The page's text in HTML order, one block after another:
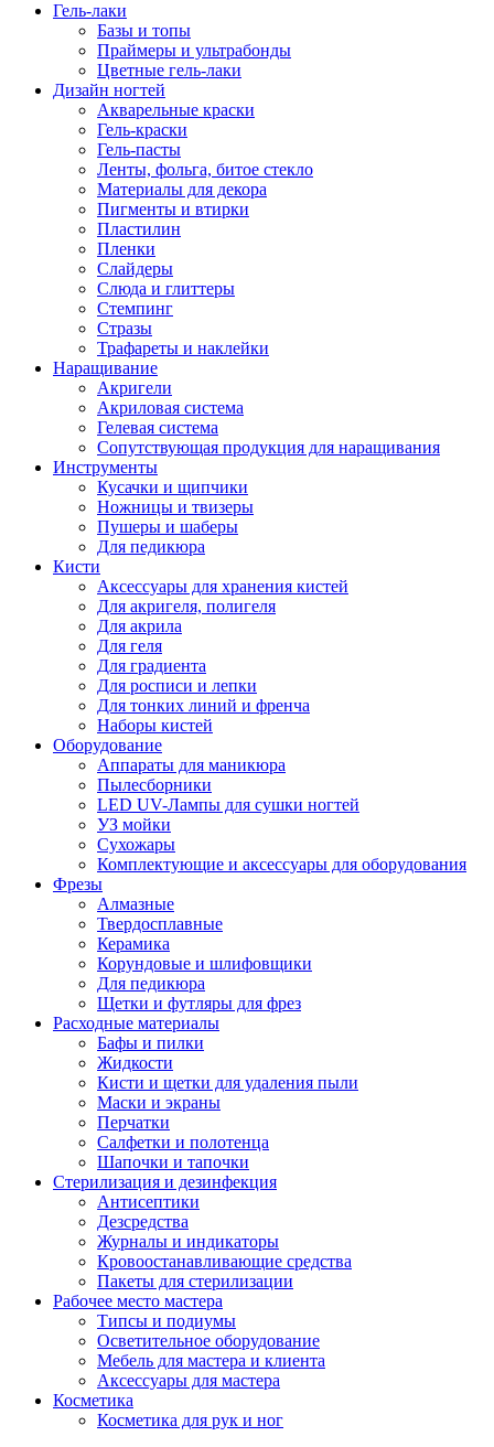
Гель-лаки
Базы и топы
Праймеры и ультрабонды
Цветные гель-лаки
Дизайн ногтей
Акварельные краски
Гель-краски
Гель-пасты
Ленты, фольга, битое стекло
Материалы для декора
Пигменты и втирки
Пластилин
Пленки
Слайдеры
Слюда и глиттеры
Стемпинг
Стразы
Трафареты и наклейки
Наращивание
Акригели
Акриловая система
Гелевая система
Сопутствующая продукция для наращивания
Инструменты
Кусачки и щипчики
Ножницы и твизеры
Пушеры и шаберы
Для педикюра
Кисти
Аксессуары для хранения кистей
Для акригеля, полигеля
Для акрила
Для геля
Для градиента
Для росписи и лепки
Для тонких линий и френча
Наборы кистей
Оборудование
Аппараты для маникюра
Пылесборники
LED UV-Лампы для сушки ногтей
УЗ мойки
Сухожары
Комплектующие и аксессуары для оборудования
Фрезы
Алмазные
Твердосплавные
Керамика
Корундовые и шлифовщики
Для педикюра
Щетки и футляры для фрез
Расходные материалы
Бафы и пилки
Жидкости
Кисти и щетки для удаления пыли
Маски и экраны
Перчатки
Салфетки и полотенца
Шапочки и тапочки
Стерилизация и дезинфекция
Антисептики
Дезсредства
Журналы и индикаторы
Кровоостанавливающие средства
Пакеты для стерилизации
Рабочее место мастера
Типсы и подиумы
Осветительное оборудование
Мебель для мастера и клиента
Аксессуары для мастера
Косметика
Косметика для рук и ног